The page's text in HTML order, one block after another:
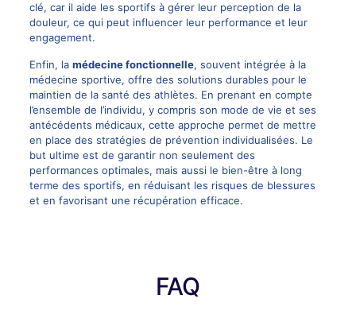
clé, car il aide les sportifs à gérer leur perception de la
douleur, ce qui peut influencer leur performance et leur
engagement.
Enfin, la médecine fonctionnelle, souvent intégrée à la
médecine sportive, offre des solutions durables pour le
maintien de la santé des athlètes. En prenant en compte
l’ensemble de l’individu, y compris son mode de vie et ses
antécédents médicaux, cette approche permet de mettre
en place des stratégies de prévention individualisées. Le
but ultime est de garantir non seulement des
performances optimales, mais aussi le bien-être à long
terme des sportifs, en réduisant les risques de blessures
et en favorisant une récupération efficace.
FAQ